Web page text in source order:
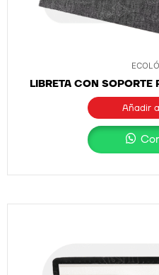
LIBRETA CON SOPORTE
Añadir